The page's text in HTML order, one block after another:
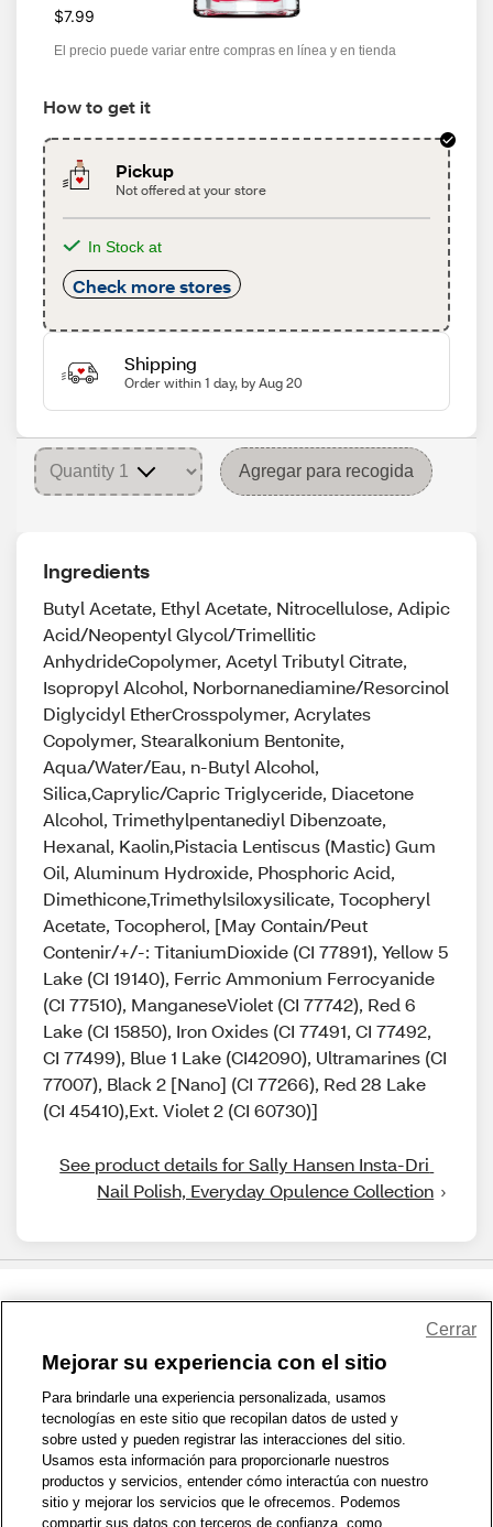
$7.99
El precio puede variar entre compras en línea y en tienda
How to get it
Pickup
Not offered at your store
In Stock at
Check more stores
Shipping
Order within 1 day, by Aug 20
Agregar para recogida
Ingredients
Butyl Acetate, Ethyl Acetate, Nitrocellulose, Adipic
Acid/Neopentyl Glycol/Trimellitic
AnhydrideCopolymer, Acetyl Tributyl Citrate,
Isopropyl Alcohol, Norbornanediamine/Resorcinol
Diglycidyl EtherCrosspolymer, Acrylates
Copolymer, Stearalkonium Bentonite,
Aqua/Water/Eau, n-Butyl Alcohol,
Silica,Caprylic/Capric Triglyceride, Diacetone
Alcohol, Trimethylpentanediyl Dibenzoate,
Hexanal, Kaolin,Pistacia Lentiscus (Mastic) Gum
Oil, Aluminum Hydroxide, Phosphoric Acid,
Dimethicone,Trimethylsiloxysilicate, Tocopheryl
Acetate, Tocopherol, [May Contain/Peut
Contenir/+/-: TitaniumDioxide (CI 77891), Yellow 5
Lake (CI 19140), Ferric Ammonium Ferrocyanide
(CI 77510), ManganeseViolet (CI 77742), Red 6
Lake (CI 15850), Iron Oxides (CI 77491, CI 77492,
CI 77499), Blue 1 Lake (CI42090), Ultramarines (CI
77007), Black 2 [Nano] (CI 77266), Red 28 Lake
(CI 45410),Ext. Violet 2 (CI 60730)]
See product details for Sally Hansen Insta-Dri
Nail Polish, Everyday Opulence Collection
1-800-679-9691 | Contáctenos | Términos de Uso | Accesibilidad
Política de Privacidad | WA Privacy Policy | Mapa del sitio
Zona de Bienestar | © 1999 - 2026 CVS.com
Mejorar su experiencia con el sitio
Para brindarle una experiencia personalizada, usamos
tecnologías en este sitio que recopilan datos de usted y
sobre usted y pueden registrar las interacciones del sitio.
Usamos esta información para proporcionarle nuestros
productos y servicios, entender cómo interactúa con nuestro
sitio y mejorar los servicios que le ofrecemos. Podemos
compartir sus datos con terceros de confianza, como
Cerrar